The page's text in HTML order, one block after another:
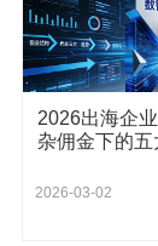
2026出海企
杂佣金下的五
2026-03-02